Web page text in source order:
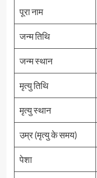
पूरा नाम
जन्म तिथि
जन्म स्थान
मृत्यु तिथि
मृत्यु स्थान
उम्र (मृत्यु के समय)
पेशा